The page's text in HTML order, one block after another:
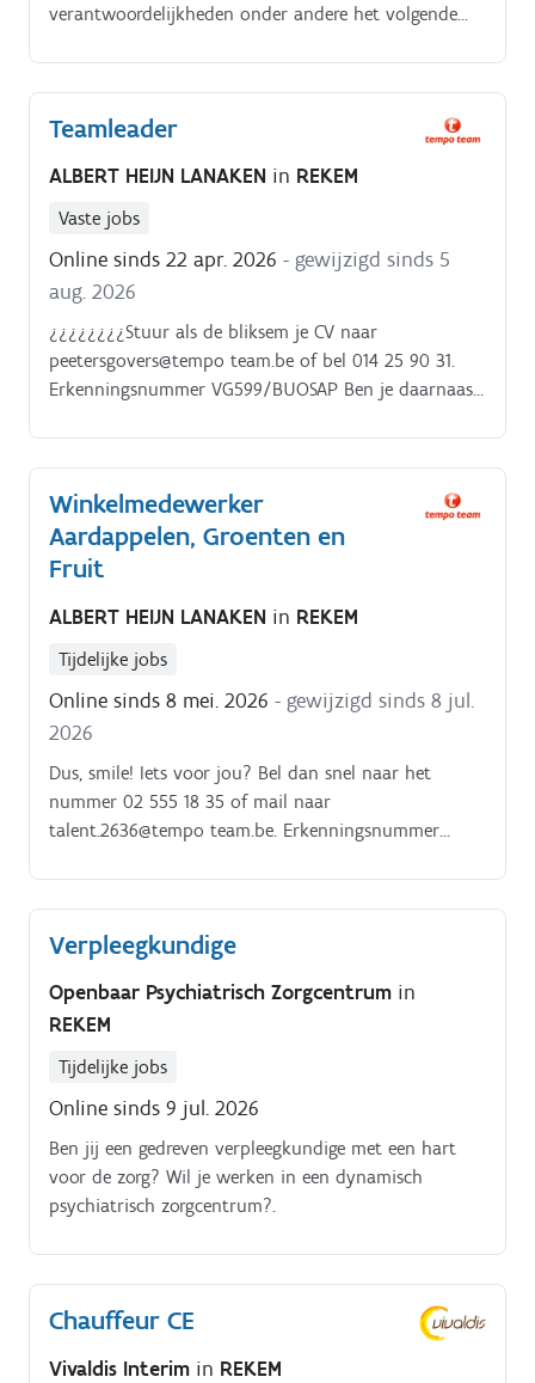
verantwoordelijkheden onder andere het volgende
Teamleader
ALBERT HEIJN LANAKEN in REKEM
Vaste jobs
Online sinds 22 apr. 2026 - gewijzigd sinds 5
aug. 2026
¿¿¿¿¿¿¿¿Stuur als de bliksem je CV naar
peetersgovers@tempo team.be of bel 014 25 90 31.
Erkenningsnummer VG599/BUOSAP Ben je daarnaast
Heijn Lanaken!
Winkelmedewerker
Aardappelen, Groenten en
Fruit
ALBERT HEIJN LANAKEN in REKEM
Tijdelijke jobs
Online sinds 8 mei. 2026 - gewijzigd sinds 8 jul.
2026
Dus, smile! Iets voor jou? Bel dan snel naar het
nummer 02 555 18 35 of mail naar
talent.2636@tempo team.be. Erkenningsnummer
Verpleegkundige
Openbaar Psychiatrisch Zorgcentrum in
REKEM
Tijdelijke jobs
Online sinds 9 jul. 2026
Ben jij een gedreven verpleegkundige met een hart
voor de zorg? Wil je werken in een dynamisch
psychiatrisch zorgcentrum?.
Chauffeur CE
Vivaldis Interim in REKEM